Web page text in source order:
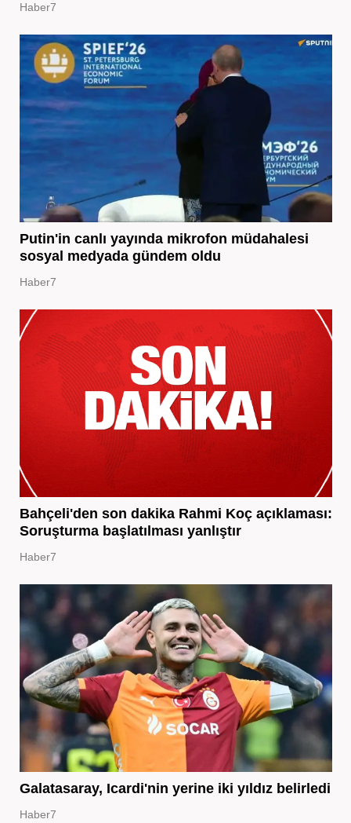
Haber7
Putin'in canlı yayında mikrofon müdahalesi
sosyal medyada gündem oldu
Haber7
Bahçeli'den son dakika Rahmi Koç açıklaması:
Soruşturma başlatılması yanlıştır
Haber7
Galatasaray, Icardi'nin yerine iki yıldız belirledi
Haber7